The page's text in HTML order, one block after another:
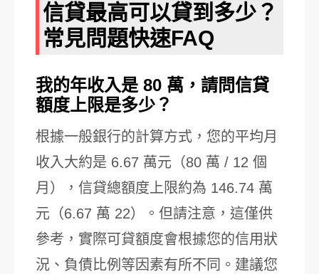
信貸最高可以貸到多少？
常見問題快速FAQ
我的年收入是 80 萬，請問信貸
額度上限是多少？
根據一般銀行的計算方式，您的平均月
收入大約是 6.67 萬元（80 萬 / 12 個
月），信貸總額度上限約為 146.74 萬
元（6.67 萬 22）。但請注意，這僅供
參考，實際可貸額度會根據您的信用狀
況、負債比例等因素有所不同。建議您